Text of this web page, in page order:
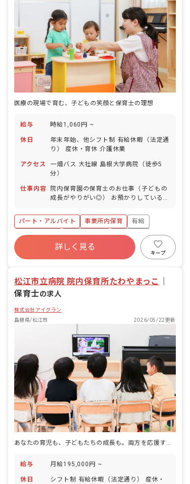
医療の現場で育む、子どもの笑顔と保育士の理想
給与 時給1,060円 ~
休日
年末年始、他シフト制 有給休暇（法定通
り） 産休・育休 介護休業
アクセス
一畑バス 大社線 島根大学病院（徒歩5
分）
仕事内容
院内保育園の保育士のお仕事（子どもの
成長がやりがい◎） お預かりしている子
食事・睡眠・排泄・清潔・衣類の着脱等
・集団生活を通じた社会性の装着 ・行事
の計画・実行、お知らせの作成
パート・アルバイト 事業所内保育
有給
福利厚生充実
産休育休制度
未経験歓迎
WEB面接OK
詳しく見る
キープ
松江市立病院 院内保育所たわやまっこ
保育士の求人
株式会社アイグラン
島根県/松江市
2026/05/22更新
あなたの育児も、子どもたちの成長も。両方を応援する保育の仕事
給与 月給195,000円 ~
休日 シフト制 有給休暇（法定通り） 産休・